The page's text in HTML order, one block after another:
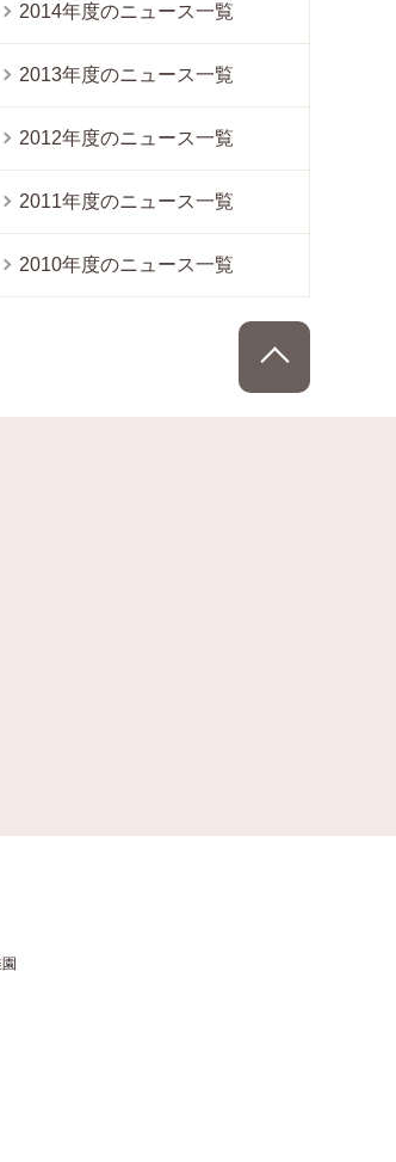
2014年度のニュース一覧
2013年度のニュース一覧
2012年度のニュース一覧
2011年度のニュース一覧
2010年度のニュース一覧